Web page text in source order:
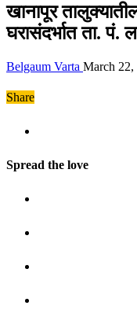
खानापूर
घरासंदर्भात ता. पं.
Belgaum Varta March 22,
Share
Spread the love